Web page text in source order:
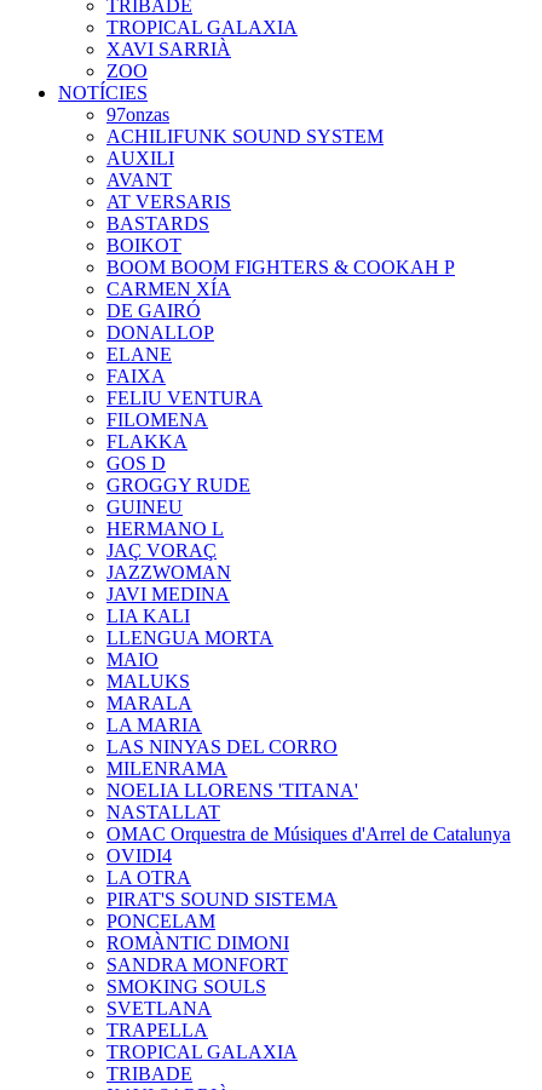
TRIBADE
TROPICAL GALAXIA
XAVI SARRIÀ
ZOO
NOTÍCIES
97onzas
ACHILIFUNK SOUND SYSTEM
AUXILI
AVANT
AT VERSARIS
BASTARDS
BOIKOT
BOOM BOOM FIGHTERS & COOKAH P
CARMEN XÍA
DE GAIRÓ
DONALLOP
ELANE
FAIXA
FELIU VENTURA
FILOMENA
FLAKKA
GOS D
GROGGY RUDE
GUINEU
HERMANO L
JAÇ VORAÇ
JAZZWOMAN
JAVI MEDINA
LIA KALI
LLENGUA MORTA
MAIO
MALUKS
MARALA
LA MARIA
LAS NINYAS DEL CORRO
MILENRAMA
NOELIA LLORENS 'TITANA'
NASTALLAT
OMAC Orquestra de Músiques d'Arrel de Catalunya
OVIDI4
LA OTRA
PIRAT'S SOUND SISTEMA
PONCELAM
ROMÀNTIC DIMONI
SANDRA MONFORT
SMOKING SOULS
SVETLANA
TRAPELLA
TROPICAL GALAXIA
TRIBADE